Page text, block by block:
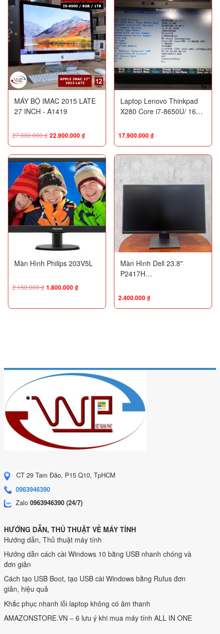
MÁY BỘ IMAC 2015 LATE
27 INCH - A1419
27.000.000₫ 22.900.000₫
Laptop Lenovo Thinkpad
X280 Core i7-8650U/ 16
Intel® UHD Graphics 620/
17.900.000₫
Màn Hình Philips 203V5L
2.150.000₫ 1.800.000₫
Màn Hình Dell 23.8"
P2417H
(Likenew Fullbox)
2.400.000₫
CT 29 Tam Đảo, P15 Q10, TpHCM
0963946390
Zalo 0963946390 (24/7)
HƯỚNG DẪN, THỦ THUẬT VỀ MÁY TÍNH
Hướng dẫn, Thủ thuật máy tính
Hướng dẫn cách cài Windows 10 bằng USB nhanh chóng và
đơn giản
Cách tạo USB Boot, tạo USB cài Windows bằng Rufus đơn
giản, hiệu quả
Khắc phục nhanh lỗi laptop không có âm thanh
AMAZONSTORE.VN – 6 lưu ý khi mua máy tính ALL IN ONE